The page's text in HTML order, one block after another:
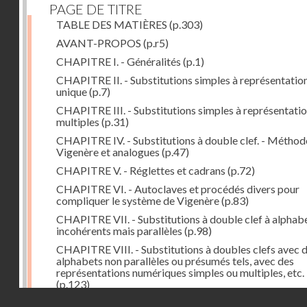
PAGE DE TITRE
TABLE DES MATIÈRES (p.303)
AVANT-PROPOS (p.r5)
CHAPITRE I. - Généralités (p.1)
CHAPITRE II. - Substitutions simples à
unique(p.7)
CHAPITRE III. - Substitutions simples à
multiples (p.31)
CHAPITRE IV. - Substitutions à double clef. -
Vigenère et analogues (p.47)
CHAPITRE V. - Réglettes et cadrans (p.72)
CHAPITRE VI. - Autoclaves et procédés divers pour
compliquer le système de Vigenère(p.83)
CHAPITRE VII. - Substitutions à double clef à
incohérents mais parallèles (p.98)
CHAPITRE VIII. - Substitutions à doubles clefs avec
alphabets non parallèles ou présumés tels, avec des
représentations numériques simples ou multiples, etc.
(p.123)